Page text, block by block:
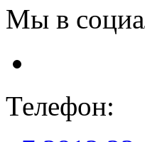
Мы в
Телефон: